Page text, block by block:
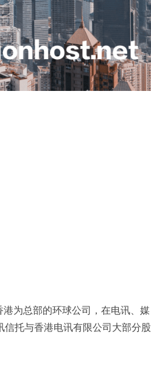
为总部的环球公司，在电讯、媒
托与香港电讯有限公司大部分股